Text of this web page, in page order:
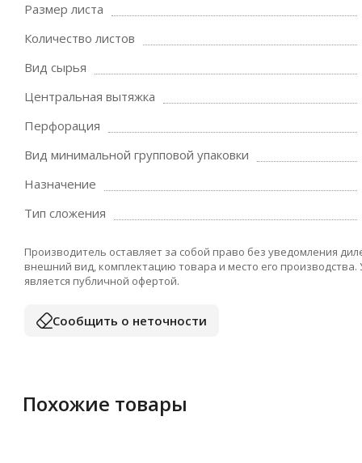
Размер листа
Количество листов
Вид сырья
Центральная вытяжка
Перфорация
Вид минимальной групповой упаковки
Назначение
Тип сложения
Производитель оставляет за собой право без уведомления
внешний вид, комплектацию товара и место его
является публичной офертой.
Сообщить о неточности
Похожие товары